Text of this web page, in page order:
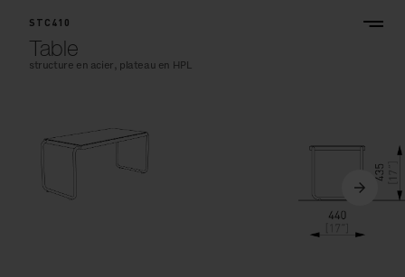
STC410
Table
structure en acier, plateau en HPL